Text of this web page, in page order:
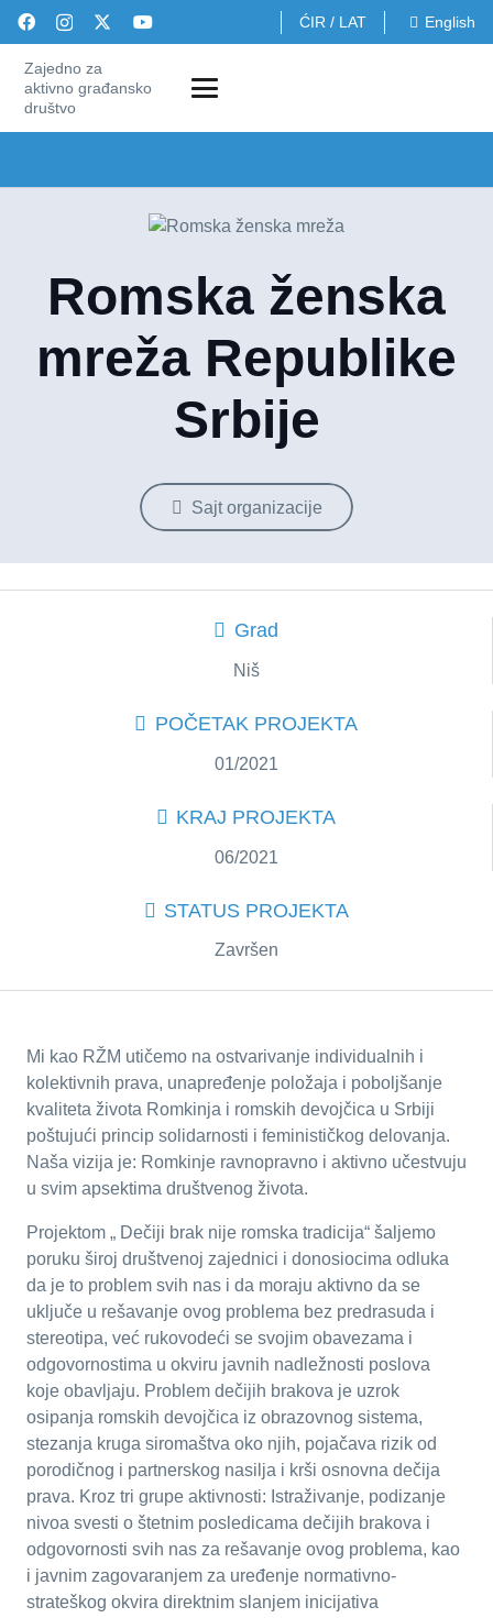
ĆIR / LAT English
Zajedno za
aktivno građansko
društvo
Romska ženska
mreža Republike
Srbije
Sajt organizacije
Grad
Niš
POČETAK PROJEKTA
01/2021
KRAJ PROJEKTA
06/2021
STATUS PROJEKTA
Završen
Mi kao RŽM utičemo na ostvarivanje individualnih i
kolektivnih prava, unapređenje položaja i poboljšanje
kvaliteta života Romkinja i romskih devojčica u Srbiji
poštujući princip solidarnosti i feminističkog delovanja.
Naša vizija je: Romkinje ravnopravno i aktivno učestvuju
u svim apsektima društvenog života.
Projektom „ Dečiji brak nije romska tradicija“ šaljemo
poruku široj društvenoj zajednici i donosiocima odluka
da je to problem svih nas i da moraju aktivno da se
uključe u rešavanje ovog problema bez predrasuda i
stereotipa, već rukovodeći se svojim obavezama i
odgovornostima u okviru javnih nadležnosti poslova
koje obavljaju. Problem dečijih brakova je uzrok
osipanja romskih devojčica iz obrazovnog sistema,
stezanja kruga siromaštva oko njih, pojačava rizik od
porodičnog i partnerskog nasilja i krši osnovna dečija
prava. Kroz tri grupe aktivnosti: Istraživanje, podizanje
nivoa svesti o štetnim posledicama dečijih brakova i
odgovornosti svih nas za rešavanje ovog problema, kao
i javnim zagovaranjem za uređenje normativno-
strateškog okvira direktnim slanjem inicijativa